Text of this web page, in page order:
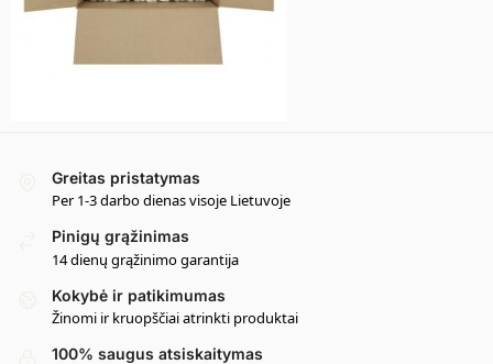
Greitas pristatymas
Per 1-3 darbo dienas visoje Lietuvoje
Pinigų grąžinimas
14 dienų grąžinimo garantija
Kokybė ir patikimumas
Žinomi ir kruopščiai atrinkti produktai
100% saugus atsiskaitymas